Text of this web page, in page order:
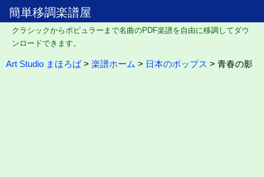
簡単移調楽譜屋
クラシックからポピュラーまで名曲のPDF楽譜を自由に移調してダウ
ンロードできます。
Art Studio まほろば> 楽譜ホーム > 日本のポップス > 青春の影